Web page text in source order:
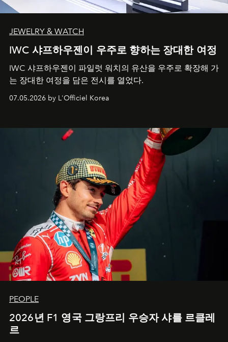
JEWELRY & WATCH
IWC 샤프하우젠이 우주로 향하는 장대한 여정
IWC 샤프하우젠이 파일럿 워치의 유산을 우주로 확장해 가
는 장대한 여정을 담은 전시를 열었다.
07.05.2026 by L'Officiel Korea
PEOPLE
2026년 F1 영국 그랑프리 우승자 샤를 르클레
르